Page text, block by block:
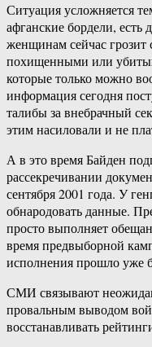
Ситуация усложняется
афганские бордели,
женщинам сейчас грозит
похищенными или
которые только можно
информация сегодня
талибы за внебрачный
этим насиловали и не
А в это время Байден
рассекречивании
сентября 2001 года. У
обнародовать данные.
просто выполняет
время предвыборной
исполнения прошло уже
СМИ связывают
провальным выводом
восстанавливать